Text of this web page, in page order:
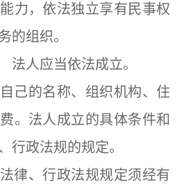
力，依法独立享有民事权
的组织。
人应当依法成立。
的名称、组织机构、住
。法人成立的具体条件和
行政法规的规定。
、行政法规规定须经有